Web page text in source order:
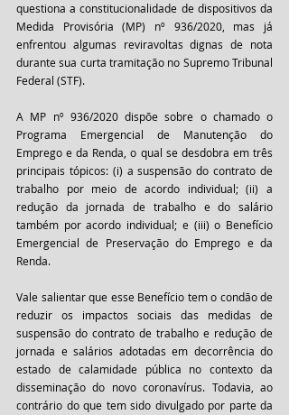
questiona a constitucionalidade de dispositivos da
Medida Provisória (MP) nº 936/2020, mas já
enfrentou algumas reviravoltas dignas de nota
durante sua curta tramitação no Supremo Tribunal
Federal (STF).
A MP nº 936/2020 dispõe sobre o chamado o
Programa Emergencial de Manutenção do
Emprego e da Renda, o qual se desdobra em três
principais tópicos: (i) a suspensão do contrato de
trabalho por meio de acordo individual; (ii) a
redução da jornada de trabalho e do salário
também por acordo individual; e (iii) o Benefício
Emergencial de Preservação do Emprego e da
Renda.
Vale salientar que esse Benefício tem o condão de
reduzir os impactos sociais das medidas de
suspensão do contrato de trabalho e redução de
jornada e salários adotadas em decorrência do
estado de calamidade pública no contexto da
disseminação do novo coronavírus. Todavia, ao
contrário do que tem sido divulgado por parte da